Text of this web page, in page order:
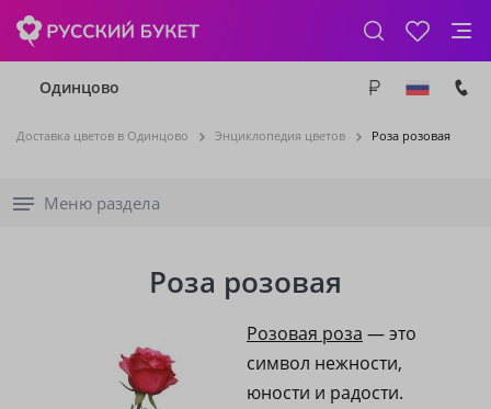
Одинцово
Доставка цветов в Одинцово Энциклопедия цветов Роза розовая
Меню раздела
Роза розовая
Розовая роза — это
символ нежности,
юности и радости.